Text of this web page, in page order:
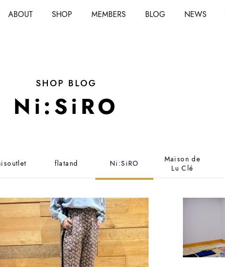
ABOUT SHOP MEMBERS BLOG NEWS
SHOP BLOG
Ni:SiRO
flatand Ni:SiRO
Maison de
Lu Clé